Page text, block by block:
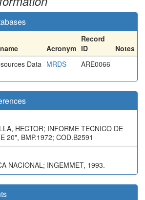
Acronym
Record
ID
Notes
Data MRDS ARE0066
HECTOR; INFORME TECNICO DE
20", BMP.1972; COD.B2591
NACIONAL; INGEMMET, 1993.